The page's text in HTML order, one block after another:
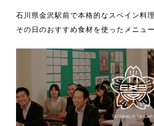
石川県金沢駅前で本格的なスペイン料
その日のおすすめ食材を使ったメニュ